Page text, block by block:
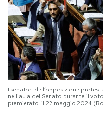
I senatori dell’opposizione
nell’aula del Senato durante il
premierato, il 22 maggio 2024